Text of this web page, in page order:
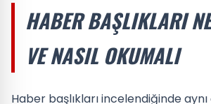
HABER BAŞLIKLARI
VE NASIL OKUMALI
Haber başlıkları incelendiğinde